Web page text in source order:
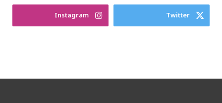
Twitter
Instagram